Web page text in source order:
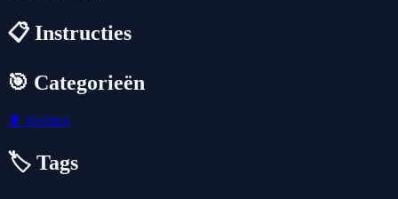
📋 Instructies
🎯 Categorieën
🥊 Vechten
🏷️ Tags